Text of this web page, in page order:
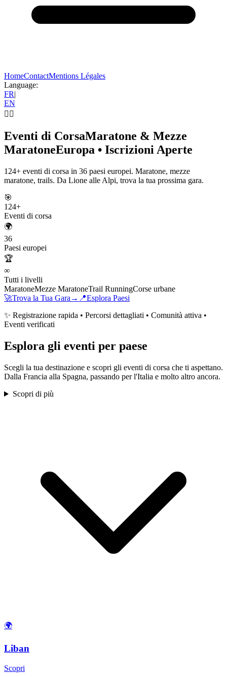
HomeContactMentions Légales
Language:
FR|
EN
🏃‍♂️
Eventi di CorsaMaratone & Mezze
MaratoneEuropa • Iscrizioni Aperte
124+ eventi di corsa in 36 paesi europei. Maratone, mezze
maratone, trails. Da Lione alle Alpi, trova la tua prossima gara.
🎯
124+
Eventi di corsa
🌍
36
Paesi europei
🏆
∞
Tutti i livelli
MaratoneMezze MaratoneTrail RunningCorse urbane
🚀Trova la Tua Gara → 📍Esplora Paesi
✨ Registrazione rapida • Percorsi dettagliati • Comunità attiva •
Eventi verificati
Esplora gli eventi per paese
Scegli la tua destinazione e scopri gli eventi di corsa che ti aspettano.
Dalla Francia alla Spagna, passando per l'Italia e molto altro ancora.
Scopri di più
🌍
Liban
Scopri